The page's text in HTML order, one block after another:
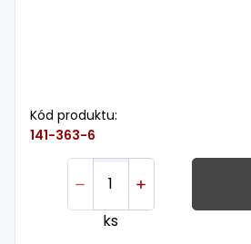
Kód produktu:
141-363-6
ks